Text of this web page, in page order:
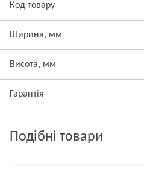
Код товару
Ширина, мм
Висота, мм
Гарантія
Подібні товари